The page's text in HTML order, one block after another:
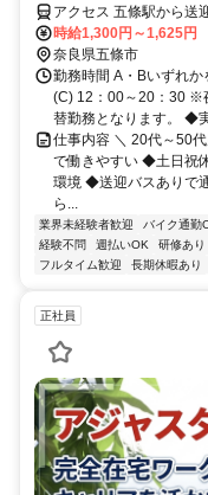
アクセス 五條駅から送
IC近く◆車通勤OK（無
時給1,300円～1,625円
奈良県五條市
勤務時間 A・Bいずれ
(C) 12：00～20：30 ※
替勤務となります。 ◆
仕事内容 ＼ 20代～50
で働きやすい ◆土日祝
環境 ◆送迎バスありで
ら...
業界未経験者歓迎 バイク通勤
経験不問
週払いOK 研修あり
フルタイム歓迎
長期休暇あり
正社員